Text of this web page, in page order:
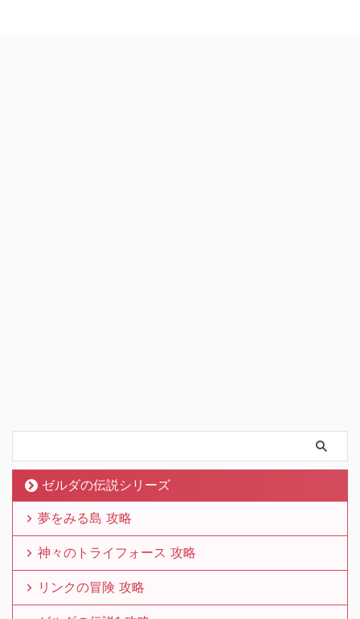
ゼルダの伝説シリーズ
夢をみる島 攻略
神々のトライフォース 攻略
リンクの冒険 攻略